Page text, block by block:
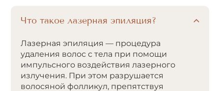
Что такое лазерная эпиляция?
Лазерная эпиляция — процедура
удаления волос с тела при помощи
импульсного воздействия лазерного
излучения. При этом разрушается
волосяной фолликул, препятствуя